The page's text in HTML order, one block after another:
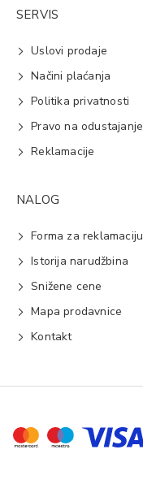
SERVIS
Uslovi prodaje
Načini plaćanja
Politika privatnosti
Pravo na odustajanje
Reklamacije
NALOG
Forma za reklamaciju
Istorija narudžbina
Snižene cene
Mapa prodavnice
Kontakt